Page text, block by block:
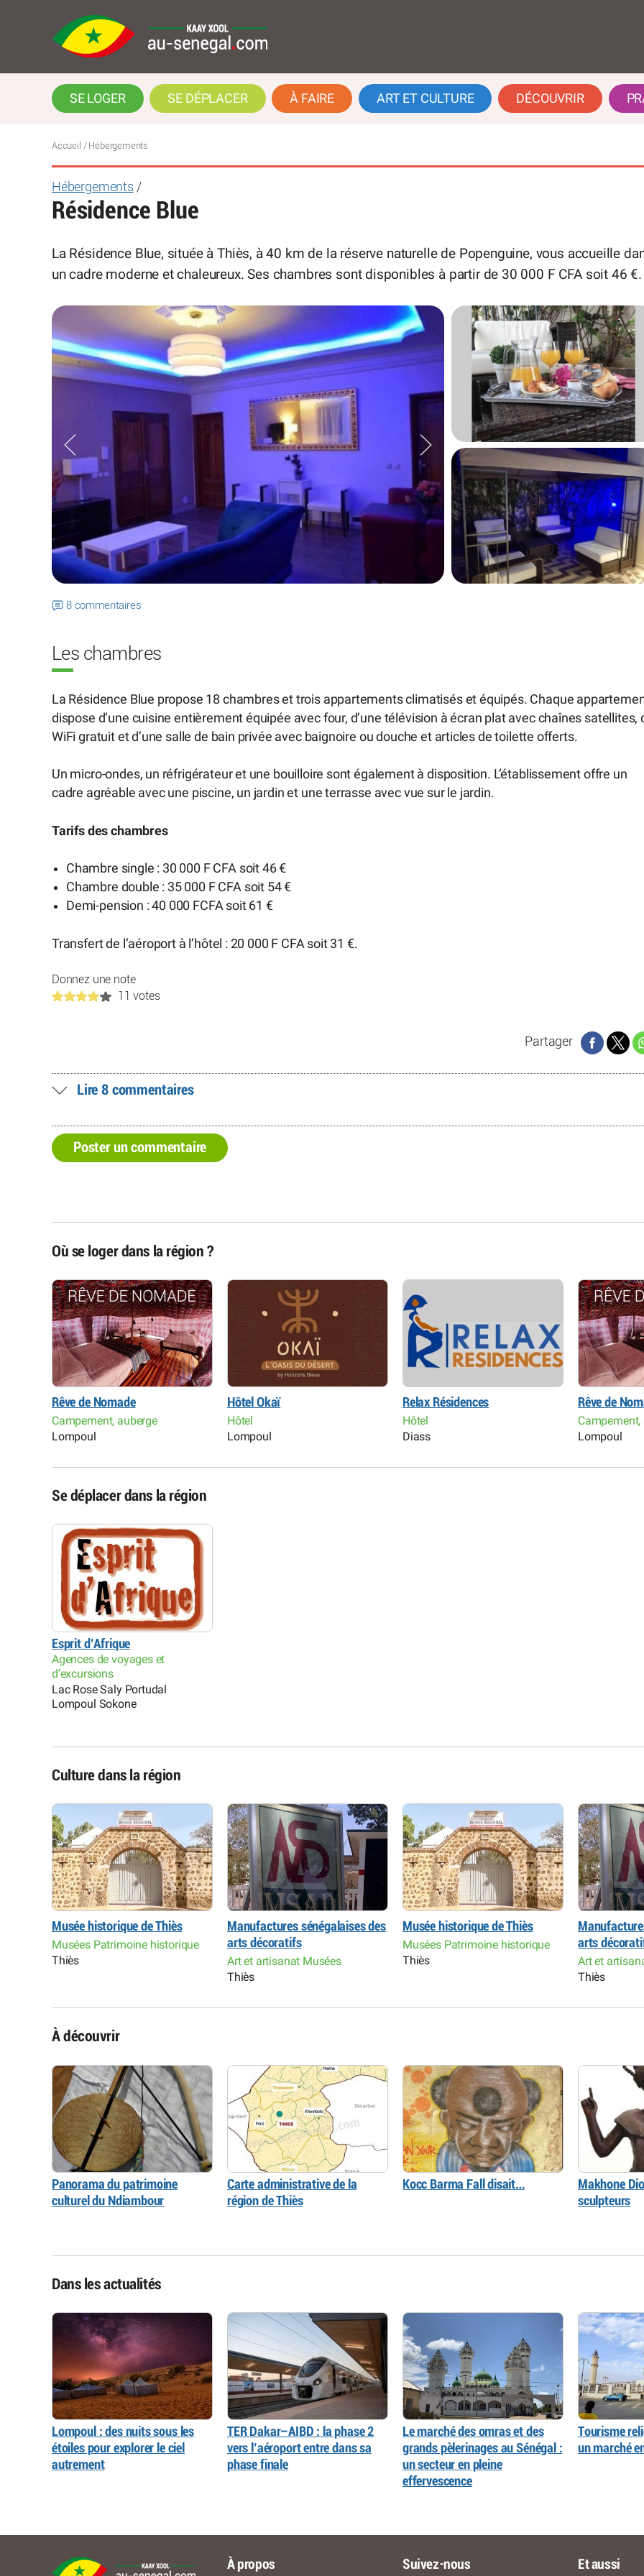
SE LOGER SE DÉPLACER À FAIRE ART ET CULTURE DÉCOUVRIR
Accueil / Hébergements
Hébergements /
Résidence Blue
La Résidence Blue, située à Thiès, à 40 km de la réserve naturelle de Popenguine, vous accueille
un cadre moderne et chaleureux. Ses chambres sont disponibles à partir de 30 000 F CFA soit 46 €.
8 commentaires
Les chambres
La Résidence Blue propose 18 chambres et trois appartements climatisés et équipés. Chaque
dispose d’une cuisine entièrement équipée avec four, d’une télévision à écran plat avec chaînes satellites,
WiFi gratuit et d’une salle de bain privée avec baignoire ou douche et articles de toilette offerts.
Un micro-ondes, un réfrigérateur et une bouilloire sont également à disposition. L’établissement offre un
cadre agréable avec une piscine, un jardin et une terrasse avec vue sur le jardin.
Tarifs des chambres
Chambre single : 30 000 F CFA soit 46 €
Chambre double : 35 000 F CFA soit 54 €
Demi-pension : 40 000 FCFA soit 61 €
Transfert de l’aéroport à l’hôtel : 20 000 F CFA soit 31 €.
Donnez une note
11 votes
Partager
Lire 8 commentaires
Poster un commentaire
Où se loger dans la région ?
Rêve de Nomade
Campement, auberge
Lompoul
Hôtel Okaï
Hôtel
Lompoul
Relax Résidences
Hôtel
Diass
Rêve de
Campement,
Lompoul
Se déplacer dans la région
Esprit d’Afrique
Agences de voyages et
d’excursions
Lac Rose Saly Portudal
Lompoul Sokone
Culture dans la région
Musée historique de Thiès
Musées Patrimoine historique
Thiès
Manufactures sénégalaises des
arts décoratifs
Art et artisanat Musées
Thiès
Musée historique de Thiès
Musées Patrimoine historique
Thiès
arts
Art et
Thiès
À découvrir
Panorama du patrimoine
culturel du Ndiambour
Carte administrative de la
région de Thiès
Kocc Barma Fall disait…
Makhone
sculpteurs
Dans les actualités
Lompoul : des nuits sous les
étoiles pour explorer le ciel
autrement
TER Dakar–AIBD : la phase 2
vers l’aéroport entre dans sa
phase finale
Le marché des omras et des
grands pèlerinages au Sénégal :
un secteur en pleine
effervescence
Tourisme
un marché
À propos Suivez-nous Et aussi